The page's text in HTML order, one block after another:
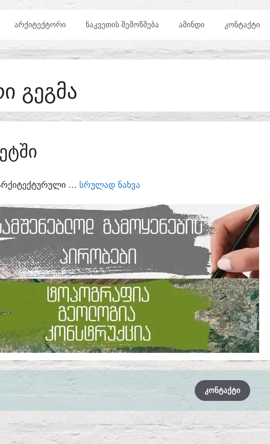
ᲐᲠᲥᲘᲢᲔᲥᲢᲝᲠᲘ ᲜᲐᲙᲕᲔᲗᲘᲡ ᲨᲔᲛᲝᲬᲛᲔᲑᲐ ᲐᲛᲘᲜᲓᲘ ᲙᲝᲜᲢᲐᲥᲢᲘ
ᲒᲔᲒᲛᲐ
… ᲡᲠᲣᲚᲐᲓ ᲜᲐᲮᲕᲐ
ᲙᲝᲜᲢᲐᲥᲢᲘ